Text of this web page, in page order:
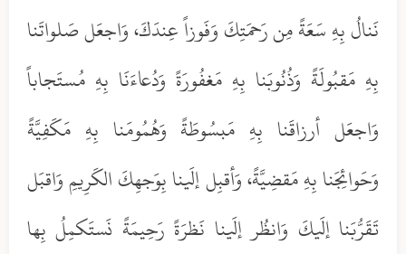
نَنالُ بِهِ سَعَةً مِن رَحمَتِكَ وَفَوزاً عِندَكَ، وَاجعَل صَلواتَنا
بِهِ مَقبُولَةً وَذُنُوبَنا بِهِ مَغفُورَةً وَدُعاءَنَا بِهِ مُستَجاباً
وَاجعَل أرزاقَنا بِهِ مَبسُوطَةً وَهُمُومَنا بِهِ مَكَفِيَّةً
وَحَوائِجَنا بِهِ مَقضِيَّةً، وَأقبِل إلَينا بِوَجهِكَ الكَرِيمِ وَاقبَل
تَقَرُّبَنا إلَيكَ وَانظُر إلَينا نَظرَةً رَحِيمَةً نَستَكمِلُ بِها